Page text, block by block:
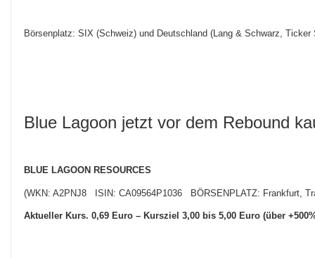
Börsenplatz: SIX (Schweiz) und Deutschland (Lang & Schwarz, Ticker
Blue Lagoon jetzt vor dem Rebound
BLUE LAGOON RESOURCES
(WKN: A2PNJ8 ISIN: CA09564P1036 BÖRSENPLATZ: Frankfurt,
Aktueller Kurs. 0,69 Euro – Kursziel 3,00 bis 5,00 Euro (über